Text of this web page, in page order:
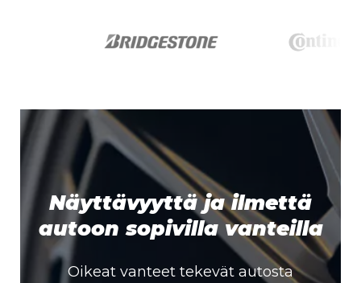
Näyttävyyttä ja ilmettä
autoon sopivilla vanteilla
Oikeat vanteet tekevät autosta